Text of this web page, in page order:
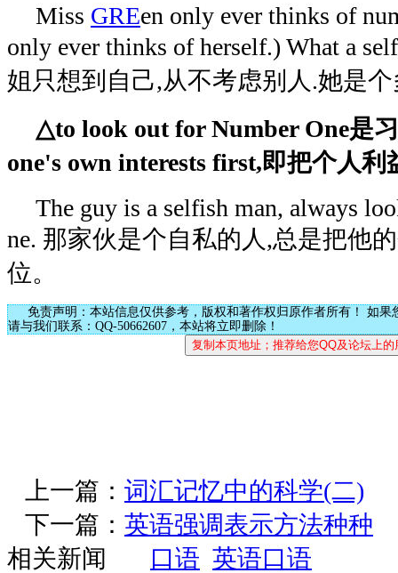
Miss GREen only ever thinks of
only ever thinks of herself.) What a
姐只想到自己,从不考虑别人.她是
△to look out for Number One是
one's own interests first,即把个人
The guy is a selfish man, always
ne. 那家伙是个自私的人,总是把他
位。
免责声明：本站信息仅供参考，版权和著作权归原作者所有！ 如果
请与我们联系：QQ-50662607，本站将立即删除！
上一篇： 词汇记忆中的科学(二)
下一篇： 英语强调表示方法种种
相关新闻
口语 英语口语